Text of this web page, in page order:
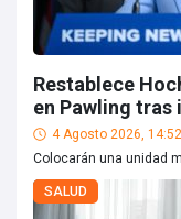
Restablece
en Pawling tras
4 Agosto 2026, 14:52
Colocarán una unidad
SALUD